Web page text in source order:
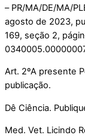
– PR/MA/DE/MA/
agosto de 2023,
169, seção 2,
Art. 2ºA presente
publicação.
Dê Ciência.
Med. Vet. Licindo